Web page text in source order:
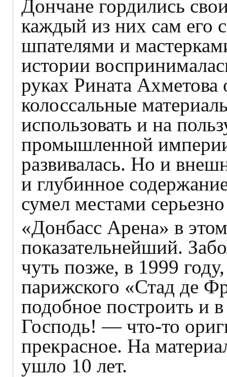
Дончане гордились
каждый из них сам его
шпателями и
истории
руках Рината Ахметова
колоссальные
использовать и на
промышленной
развивалась. Но и
и глубинное
сумел местами
«Донбасс Арена» в
показательнейший.
чуть позже, в 1999
парижского «Стад де
подобное построить и
Господь! — что-то
прекрасное. На
ушло 10 лет.